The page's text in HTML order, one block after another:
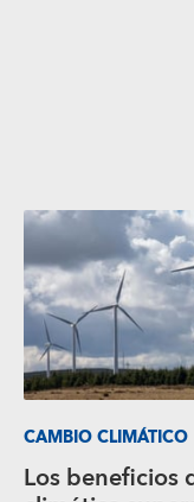
CAMBIO CLIMÁTICO
Los beneficios